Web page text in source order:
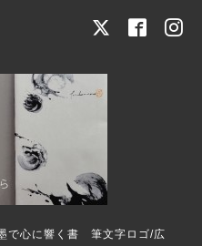
で心に響く書 筆文字ロゴ/広